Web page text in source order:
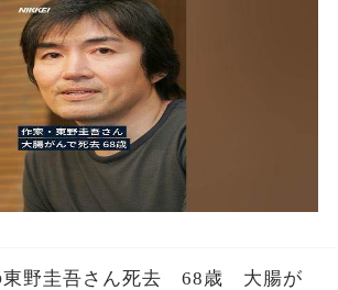
東野圭吾さん死去 68歳 大腸が